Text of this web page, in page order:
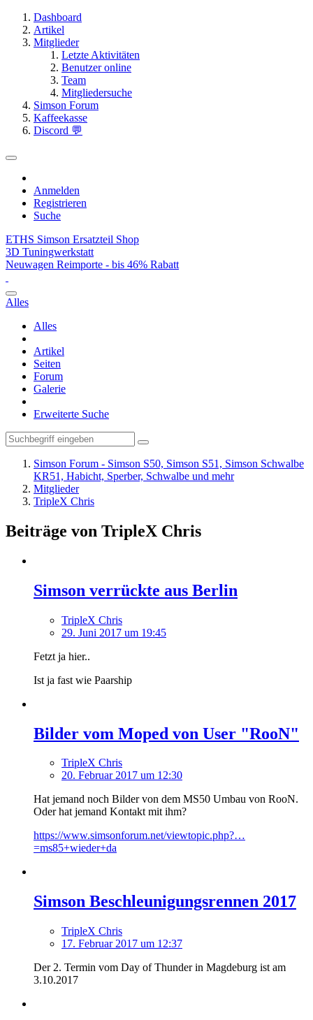
Dashboard
Artikel
Mitglieder
Letzte Aktivitäten
Benutzer online
Team
Mitgliedersuche
Simson Forum
Kaffeekasse
Discord 💬
Anmelden
Registrieren
Suche
ETHS Simson Ersatzteil Shop
3D Tuningwerkstatt
Neuwagen Reimporte - bis 46% Rabatt
Alles
Alles
Artikel
Seiten
Forum
Galerie
Erweiterte Suche
Simson Forum - Simson S50, Simson S51, Simson Schwalbe
KR51, Habicht, Sperber, Schwalbe und mehr
Mitglieder
TripleX Chris
Beiträge von TripleX Chris
Simson verrückte aus Berlin
TripleX Chris
29. Juni 2017 um 19:45
Fetzt ja hier..
Ist ja fast wie Paarship
Bilder vom Moped von User "RooN"
TripleX Chris
20. Februar 2017 um 12:30
Hat jemand noch Bilder von dem MS50 Umbau von RooN.
Oder hat jemand Kontakt mit ihm?
https://www.simsonforum.net/viewtopic.php?…
=ms85+wieder+da
Simson Beschleunigungsrennen 2017
TripleX Chris
17. Februar 2017 um 12:37
Der 2. Termin vom Day of Thunder in Magdeburg ist am
3.10.2017